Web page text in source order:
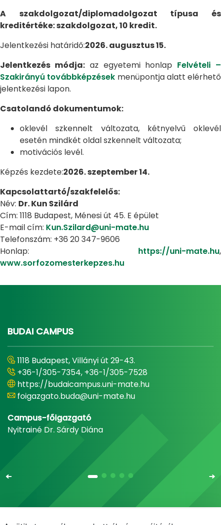
A szakdolgozat/diplomadolgozat típusa és
kreditértéke: szakdolgozat, 10 kredit.
Jelentkezési határidő:2026. augusztus 15.
Jelentkezés módja:az egyetemi honlap Felvételi –
Szakirányú továbbképzések menüpontja alatt elérhető
jelentkezési lapon.
Csatolandó dokumentumok:
oklevél szkennelt változata, kétnyelvű oklevél
esetén mindkét oldal szkennelt változata;
motivációs levél.
Képzés kezdete:2026. szeptember 14.
Kapcsolattartó/szakfelelős:
Név: Dr. Kun Szilárd
Cím: 1118 Budapest, Ménesi út 45. E épület
E-mail cím: Kun.Szilard@uni-mate.hu
Telefonszám: +36 20 347-9606
Honlap: https://uni-mate.hu,
www.sorfozomesterkepzes.hu
BUDAI CAMPUS
1118 Budapest, Villányi út 29-43.
+36-1/305-7354, +36-1/305-7528
https://budaicampus.uni-mate.hu
foigazgato.buda@uni-mate.hu
Campus-főigazgató
Nyitrainé Dr. Sárdy Diána